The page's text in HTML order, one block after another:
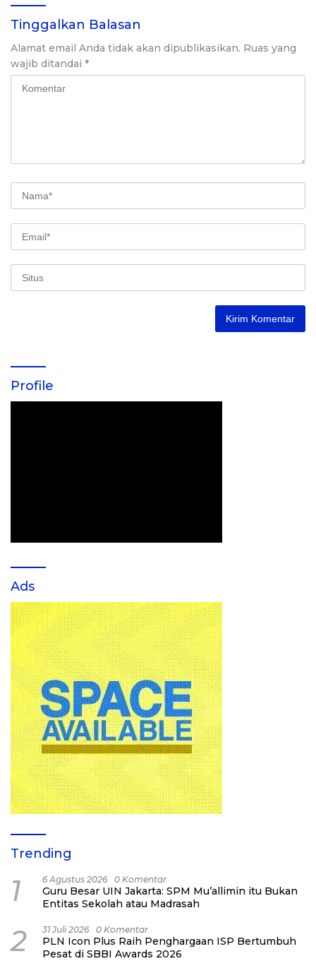
Tinggalkan Balasan
Alamat email Anda tidak akan dipublikasikan. Ruas yang
wajib ditandai *
Profile
Ads
Trending
1 6 Agustus 2026 0 Komentar
Guru Besar UIN Jakarta: SPM Mu’allimin itu Bukan
Entitas Sekolah atau Madrasah
2 31 Juli 2026 0 Komentar
PLN Icon Plus Raih Penghargaan ISP Bertumbuh
Pesat di SBBI Awards 2026